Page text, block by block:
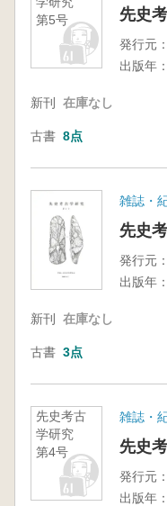
第5号
先史
発行元：
出版年：
新刊 在庫なし
古書 8点
雑誌・
先史
発行元：
出版年：
新刊 在庫なし
古書 3点
先史考古
学研究
第4号
雑誌・
先史
発行元：
出版年：